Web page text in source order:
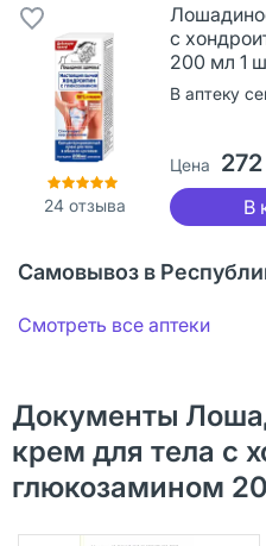
24отзыва
с
200 мл 1
В аптеку
Цена
В
Самовывоз в
Смотреть все аптеки
Документы
крем для тела с
глюкозамином